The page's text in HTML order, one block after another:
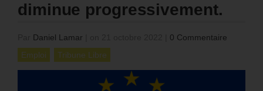
diminue progressivement.
Daniel Lamar
0 Commentaire
Emploi
Tribune Libre